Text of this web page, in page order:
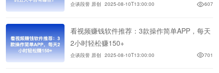
企谈段誉 原创 2025-08-10T13:00:00 607
看视频赚钱软件推荐：3款操作简单APP，每天
2小时轻松赚150+
企谈段誉 原创 2025-08-10T13:00:00 701